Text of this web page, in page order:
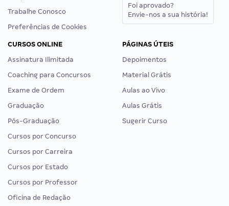
Trabalhe Conosco
Preferências de Cookies
Foi aprovado?
Envie-nos a sua história!
CURSOS ONLINE
Assinatura Ilimitada
Coaching para Concursos
Exame de Ordem
Graduação
Pós-Graduação
Cursos por Concurso
Cursos por Carreira
Cursos por Estado
Cursos por Professor
Oficina de Redação
PÁGINAS ÚTEIS
Depoimentos
Material Grátis
Aulas ao Vivo
Aulas Grátis
Sugerir Curso